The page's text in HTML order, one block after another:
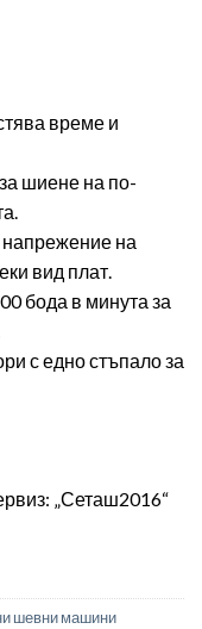
време и
шиене на по-
напрежение на
вид плат.
бода в минута за
с едно стъпало за
„Сеташ2016“
шевни машини